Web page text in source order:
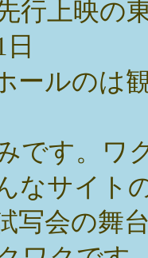
行上映の
ールのは
です。ワ
なサイト
写会の舞